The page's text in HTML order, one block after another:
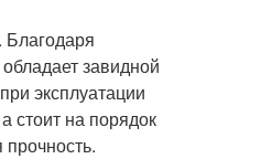
завидной
эксплуатации
стоит на порядок